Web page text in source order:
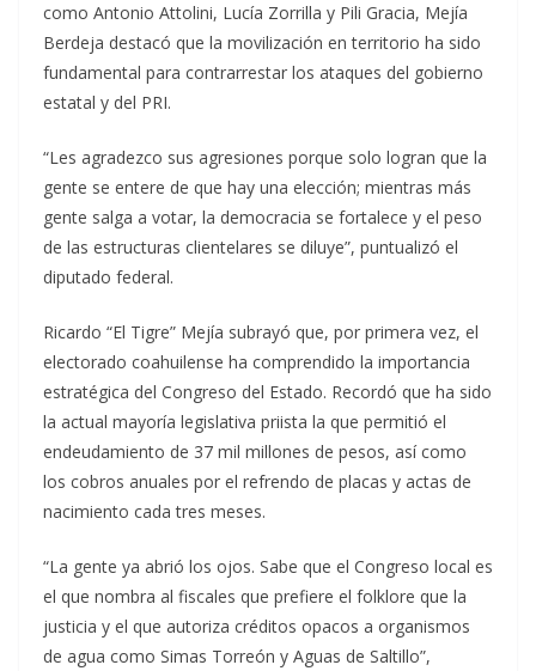
como Antonio Attolini, Lucía Zorrilla y Pili Gracia, Mejía
Berdeja destacó que la movilización en territorio ha sido
fundamental para contrarrestar los ataques del gobierno
estatal y del PRI.
“Les agradezco sus agresiones porque solo logran que la
gente se entere de que hay una elección; mientras más
gente salga a votar, la democracia se fortalece y el peso
de las estructuras clientelares se diluye”, puntualizó el
diputado federal.
Ricardo “El Tigre” Mejía subrayó que, por primera vez, el
electorado coahuilense ha comprendido la importancia
estratégica del Congreso del Estado. Recordó que ha sido
la actual mayoría legislativa priista la que permitió el
endeudamiento de 37 mil millones de pesos, así como
los cobros anuales por el refrendo de placas y actas de
nacimiento cada tres meses.
“La gente ya abrió los ojos. Sabe que el Congreso local es
el que nombra al fiscales que prefiere el folklore que la
justicia y el que autoriza créditos opacos a organismos
de agua como Simas Torreón y Aguas de Saltillo”,